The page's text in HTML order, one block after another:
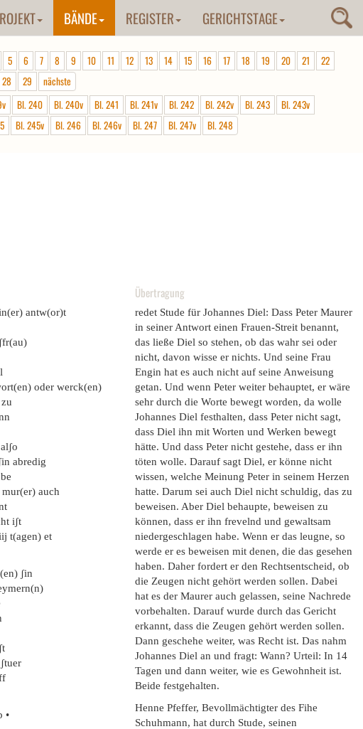
BÄNDE REGISTER GERICHTSTAGE
5 6 7 8 9 10 11 12 13 14 15 16 17 18 19 20 21
22
28 29
nächste
Bl. 240 Bl. 240v Bl. 241 Bl. 241v Bl. 242 Bl. 242v Bl. 243
Bl. 243v
Bl. 245v Bl. 246 Bl. 246v Bl. 247 Bl. 247v Bl. 248
antw(or)t
oder werck(en)
abredig
auch
iʃt
t(agen) et
ʃin
•
Übertragung
redet Stude für Johannes Diel: Dass Peter Maurer
in seiner Antwort einen Frauen-Streit benannt,
das ließe Diel so stehen, ob das wahr sei oder
nicht, davon wisse er nichts. Und seine Frau
Engin hat es auch nicht auf seine Anweisung
getan. Und wenn Peter weiter behauptet, er wäre
sehr durch die Worte bewegt worden, da wolle
Johannes Diel festhalten, dass Peter nicht sagt,
dass Diel ihn mit Worten und Werken bewegt
hätte. Und dass Peter nicht gestehe, dass er ihn
töten wolle. Darauf sagt Diel, er könne nicht
wissen, welche Meinung Peter in seinem Herzen
hatte. Darum sei auch Diel nicht schuldig, das zu
beweisen. Aber Diel behaupte, beweisen zu
können, dass er ihn frevelnd und gewaltsam
niedergeschlagen habe. Wenn er das leugne, so
werde er es beweisen mit denen, die das gesehen
haben. Daher fordert er den Rechtsentscheid, ob
die Zeugen nicht gehört werden sollen. Dabei
hat es der Maurer auch gelassen, seine Nachrede
vorbehalten. Darauf wurde durch das Gericht
erkannt, dass die Zeugen gehört werden sollen.
Dann geschehe weiter, was Recht ist. Das nahm
Johannes Diel an und fragt: Wann? Urteil: In 14
Tagen und dann weiter, wie es Gewohnheit ist.
Beide festgehalten.
Henne Pfeffer, Bevollmächtigter des Fihe
Schuhmann, hat durch Stude, seinen